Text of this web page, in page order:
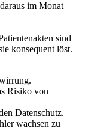
im Monat
sind
konsequent löst.
Risiko von
Datenschutz.
wachsen zu